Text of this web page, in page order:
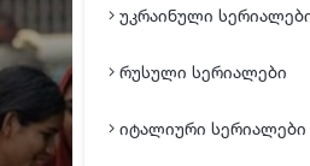
უკრაინული
რუსული სერიალები
იტალიური სერიალები